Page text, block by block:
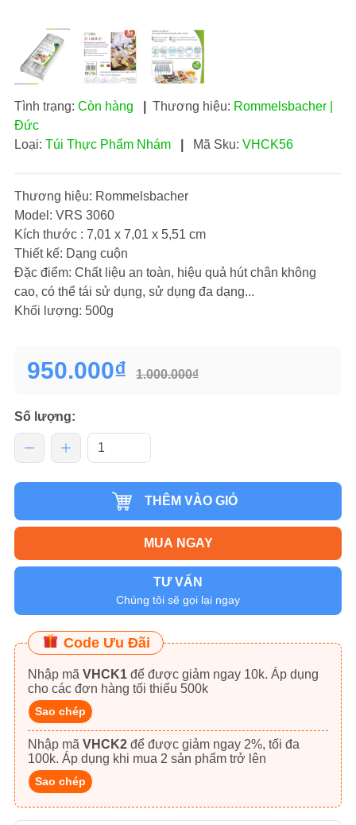
Tình trạng: Còn hàng Thương hiệu: Rommelsbacher |
Đức
Loại: Túi Thực Phẩm Nhám Mã Sku: VHCK56
Thương hiệu: Rommelsbacher
Model: VRS 3060
Kích thước : ‎7,01 x 7,01 x 5,51 cm
Thiết kế: Dạng cuộn
Đặc điểm: Chất liệu an toàn, hiệu quả hút chân không
cao, có thể tái sử dụng, sử dụng đa dạng...
Khối lượng: 500g
950.000₫ 1.000.000₫
Số lượng:
THÊM VÀO GIỎ
MUA NGAY
TƯ VẤN
Chúng tôi sẽ gọi lại ngay
Code Ưu Đãi
Nhập mã VHCK1
cho các đơn hàng tối thiểu 500k
Sao chép
Nhập mã VHCK2
100k. Áp dụng khi mua 2 sản phẩm trở lên
Sao chép